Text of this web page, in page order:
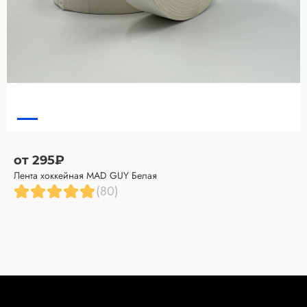
от 295₽
Лента хоккейная MAD GUY Белая
(80)